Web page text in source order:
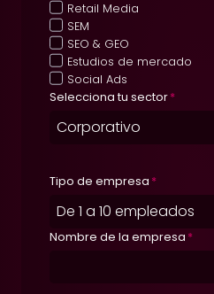
Retail Media
SEM
SEO & GEO
Estudios de mercado
Social Ads
Selecciona tu sector*
Tipo de empresa *
Nombre de la empresa *